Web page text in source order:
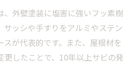
、外壁塗装に塩害に強いフッ素樹
サッシや手すりをアルミやステン
スが代表的です。また、屋根材を
更したことで、10年以上サビの発